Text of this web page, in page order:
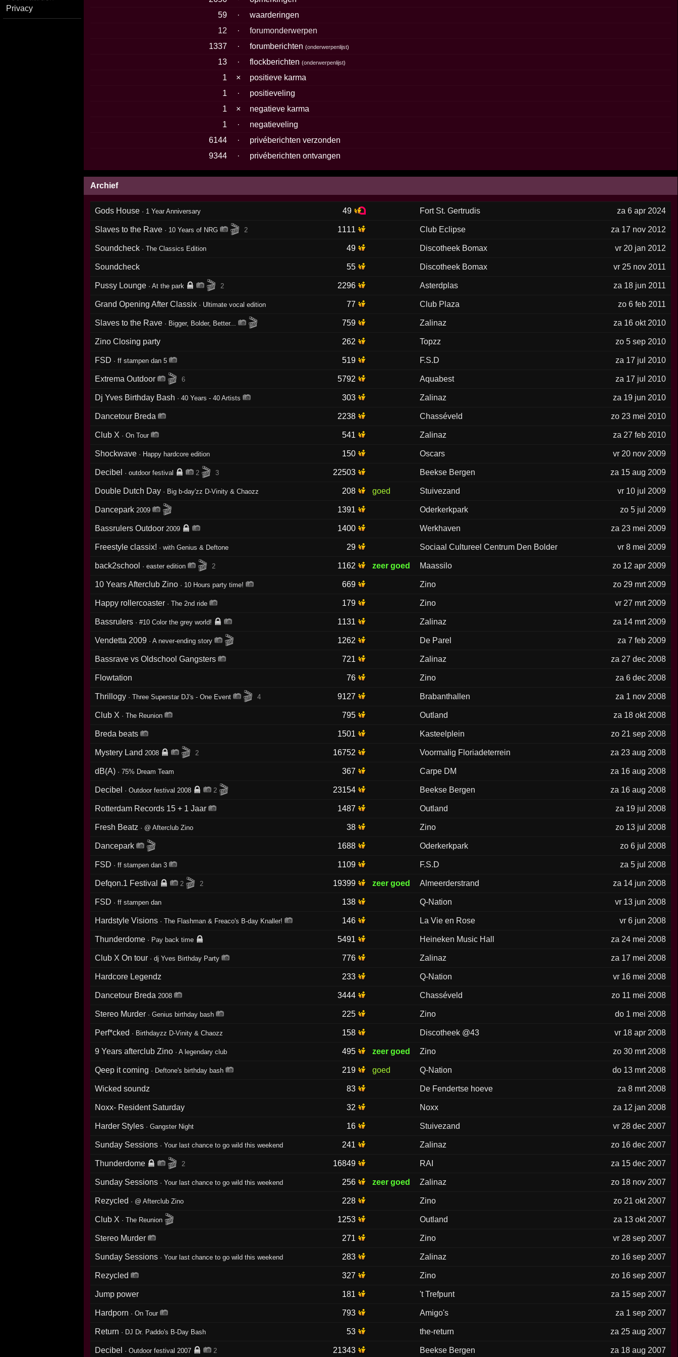
Privacy
59
·
waarderingen
12
·
forumonderwerpen
1337
· forumberichten(onderwerpenlijst)
13 · flockberichten(onderwerpenlijst)
1 ×
positieve karma
1
·
positieveling
1
×
negatieve karma
1
·
negatieveling
6144
·
privéberichten verzonden
9344
· privéberichten ontvangen
Archief
Gods House · 1 Year Anniversary 49 Fort St. Gertrudis za 6 apr 2024
Slaves to the Rave · 10 Years of NRG 🎬 2 1111 Club Eclipse za 17 nov 2012
Soundcheck ·The Classics Edition 49 Discotheek Bomax vr 20 jan 2012
Soundcheck 55 Discotheek Bomax vr 25 nov 2011
Pussy Lounge ·At the park 🎬 2 2296 Asterdplas za 18 jun 2011
Grand Opening After Classix · Ultimate vocal edition 77 Club Plaza zo 6 feb 2011
Slaves to the Rave · Bigger, Bolder, Better... 🎬 759 Zalinaz za 16 okt 2010
Zino Closing party 262 Topzz zo 5 sep 2010
FSD ·ff stampen dan 5 519 F.S.D za 17 jul 2010
Extrema Outdoor 🎬 6 5792 Aquabest za 17 jul 2010
Dj Yves Birthday Bash ·40 Years - 40 Artists 303 Zalinaz za 19 jun 2010
Dancetour Breda 2238 Chasséveld zo 23 mei 2010
Club X ·On Tour 541 Zalinaz za 27 feb 2010
Shockwave · Happy hardcore edition 150 Oscars vr 20 nov 2009
Decibel ·outdoor festival 2 🎬 3 22503 Beekse Bergen za 15 aug 2009
Double Dutch Day · Big b-day'zz D-Vinity & Chaozz 208 goed Stuivezand vr 10 jul 2009
Dancepark 2009 🎬 1391 Oderkerkpark zo 5 jul 2009
Bassrulers Outdoor 2009 1400 Werkhaven za 23 mei 2009
Freestyle classix! ·with Genius & Deftone 29 Sociaal Cultureel Centrum Den Bolder vr 8 mei 2009
back2school ·easter edition 🎬 2 1162 zeer goed Maassilo zo 12 apr 2009
10 Years Afterclub Zino · 10 Hours party time! 669 Zino zo 29 mrt 2009
Happy rollercoaster ·The 2nd ride 179 Zino vr 27 mrt 2009
Bassrulers ·#10 Color the grey world! 1131 Zalinaz za 14 mrt 2009
Vendetta 2009 ·A never-ending story 🎬 1262 De Parel za 7 feb 2009
Bassrave vs Oldschool Gangsters 721 Zalinaz za 27 dec 2008
Flowtation 76 Zino za 6 dec 2008
Thrillogy ·Three Superstar DJ's - One Event 🎬 4 9127 Brabanthallen za 1 nov 2008
Club X ·The Reunion 795 Outland za 18 okt 2008
Breda beats 1501 Kasteelplein zo 21 sep 2008
Mystery Land 2008 🎬 2 16752 Voormalig Floriadeterrein za 23 aug 2008
dB(A) ·75% Dream Team 367 Carpe DM za 16 aug 2008
Decibel ·Outdoor festival 2008 2 🎬 23154 Beekse Bergen za 16 aug 2008
Rotterdam Records 15 + 1 Jaar 1487 Outland za 19 jul 2008
Fresh Beatz · @ Afterclub Zino 38 Zino zo 13 jul 2008
Dancepark 🎬 1688 Oderkerkpark zo 6 jul 2008
FSD ·ff stampen dan 3 1109 F.S.D za 5 jul 2008
Defqon.1 Festival 2 🎬 2 19399 zeer goed Almeerderstrand za 14 jun 2008
FSD ·ff stampen dan 138 Q-Nation vr 13 jun 2008
Hardstyle Visions ·The Flashman & Freaco's B-day Knaller! 146 La Vie en Rose vr 6 jun 2008
Thunderdome · Pay back time 5491 Heineken Music Hall za 24 mei 2008
Club X On tour ·dj Yves Birthday Party 776 Zalinaz za 17 mei 2008
Hardcore Legendz 233 Q-Nation vr 16 mei 2008
Dancetour Breda 2008 3444 Chasséveld zo 11 mei 2008
Stereo Murder ·Genius birthday bash 225 Zino do 1 mei 2008
Perf*cked · Birthdayzz D-Vinity & Chaozz 158 Discotheek @43 vr 18 apr 2008
9 Years afterclub Zino ·A legendary club 495 zeer goed Zino zo 30 mrt 2008
Qeep it coming · Deftone's birthday bash 219 goed Q-Nation do 13 mrt 2008
Wicked soundz 83 De Fendertse hoeve za 8 mrt 2008
Noxx- Resident Saturday 32 Noxx za 12 jan 2008
Harder Styles ·Gangster Night 16 Stuivezand vr 28 dec 2007
Sunday Sessions ·Your last chance to go wild this weekend 241 Zalinaz zo 16 dec 2007
Thunderdome 🎬 2 16849 RAI za 15 dec 2007
Sunday Sessions ·Your last chance to go wild this weekend 256 zeer goed Zalinaz zo 18 nov 2007
Rezycled · @ Afterclub Zino 228 Zino zo 21 okt 2007
Club X ·The Reunion 🎬 1253 Outland za 13 okt 2007
Stereo Murder 271 Zino vr 28 sep 2007
Sunday Sessions ·Your last chance to go wild this weekend 283 Zalinaz zo 16 sep 2007
Rezycled 327 Zino zo 16 sep 2007
Jump power 181 't Trefpunt za 15 sep 2007
Hardporn ·On Tour 793 Amigo's za 1 sep 2007
Return · DJ Dr. Paddo's B-Day Bash 53 the-return za 25 aug 2007
Decibel ·Outdoor festival 2007 2 21343 Beekse Bergen za 18 aug 2007